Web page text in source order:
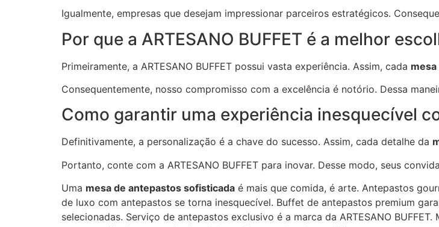
Igualmente, empresas que desejam impressionar parceiros estratégicos.
Por que a ARTESANO BUFFET é a melhor
Primeiramente, a ARTESANO BUFFET possui vasta experiência. Assim, cada
Consequentemente, nosso compromisso com a excelência é notório. Dessa
Como garantir uma experiência inesquecível
Definitivamente, a personalização é a chave do sucesso. Assim, cada detalhe da
Portanto, conte com a ARTESANO BUFFET para inovar. Desse modo, seus
Uma mesa de antepastos sofisticada é mais que comida, é arte. Antepastos
de luxo com antepastos se torna inesquecível. Buffet de antepastos premium
selecionadas. Serviço de antepastos exclusivo é a marca da ARTESANO